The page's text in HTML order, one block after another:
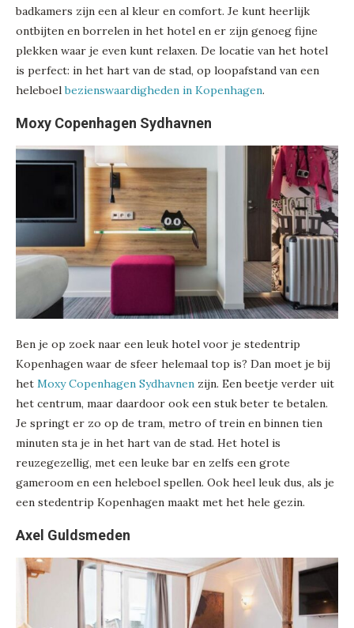
badkamers zijn een al kleur en comfort. Je kunt heerlijk
ontbijten en borrelen in het hotel en er zijn genoeg fijne
plekken waar je even kunt relaxen. De locatie van het hotel
is perfect: in het hart van de stad, op loopafstand van een
heleboelbezienswaardigheden in Kopenhagen.
Moxy Copenhagen Sydhavnen
Ben je op zoek naar een leuk hotel voor je stedentrip
Kopenhagen waar de sfeer helemaal top is? Dan moet je bij
het Moxy Copenhagen Sydhavnen zijn. Een beetje verder uit
het centrum, maar daardoor ook een stuk beter te betalen.
Je springt er zo op de tram, metro of trein en binnen tien
minuten sta je in het hart van de stad. Het hotel is
reuzegezellig, met een leuke bar en zelfs een grote
gameroom en een heleboel spellen. Ook heel leuk dus, als je
een stedentrip Kopenhagen maakt met het hele gezin.
Axel Guldsmeden